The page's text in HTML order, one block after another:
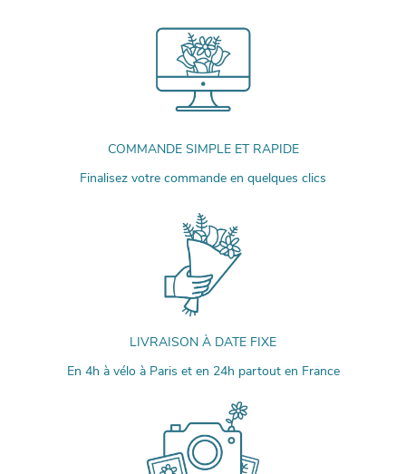
COMMANDE SIMPLE ET RAPIDE
Finalisez votre commande en quelques clics
LIVRAISON À DATE FIXE
En 4h à vélo à Paris et en 24h partout en France